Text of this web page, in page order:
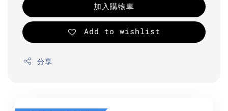
加入購物車
Add to wishlist
分享